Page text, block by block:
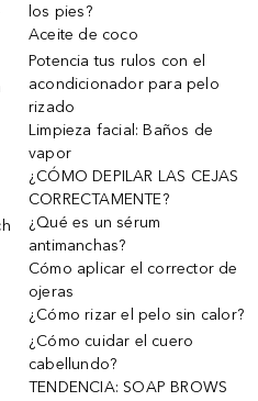
los pies?
Aceite de coco
Potencia tus rulos con el
acondicionador para pelo
rizado
Limpieza facial: Baños de
vapor
¿CÓMO DEPILAR LAS CEJAS
CORRECTAMENTE?
¿Qué es un sérum
antimanchas?
Cómo aplicar el corrector de
ojeras
¿Cómo rizar el pelo sin calor?
¿Cómo cuidar el cuero
cabellundo?
TENDENCIA: SOAP BROWS